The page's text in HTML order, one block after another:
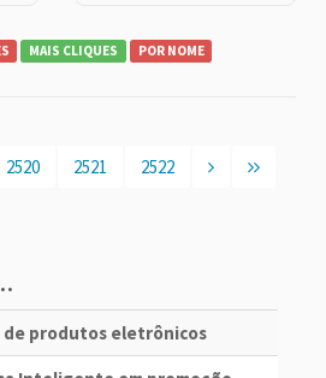
MAIS CLIQUES POR NOME
2520 2521 2522
de produtos eletrônicos